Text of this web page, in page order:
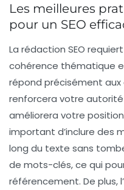
Les meilleures
pour un SEO
La rédaction SEO
cohérence thématique
répond précisément
renforcera votre
améliorera votre
important d’inclure des
long du texte sans
de mots-clés, ce qui
référencement. De plus,